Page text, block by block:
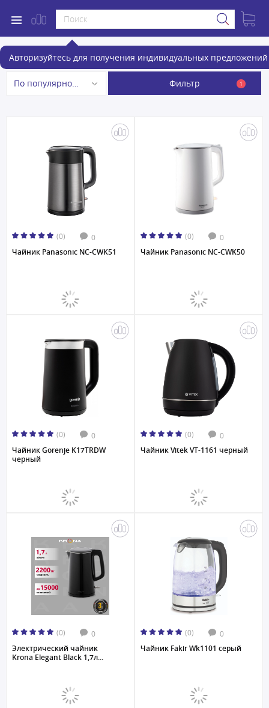
Авторизуйтесь для получения индивидуальных предложений
Электрочайники
По популярности Фильтр 1
(0) 0
Чайник Panasonic NC-CWK51
(0) 0
Чайник Panasonic NC-CWK50
(0) 0
Чайник Gorenje K17TRDW
черный
(0) 0
Чайник Vitek VT-1161 черный
(0) 0
Электрический чайник
Krona Elegant Black 1,7л...
(0) 0
Чайник Fakir Wk1101 серый